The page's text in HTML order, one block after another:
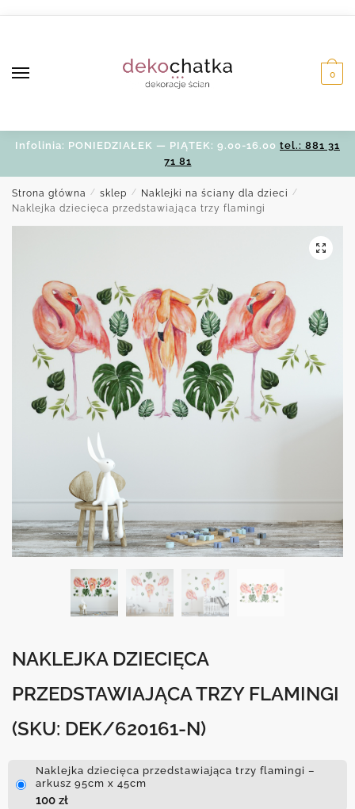
0
Infolinia: PONIEDZIAŁEK — PIĄTEK: 9.00-16.00 tel.: 881 31
71 81
Strona główna / sklep / Naklejki na ściany dla dzieci /
Naklejka dziecięca przedstawiająca trzy flamingi
NAKLEJKA DZIECIĘCA
PRZEDSTAWIAJĄCA TRZY FLAMINGI
(SKU: DEK/620161-N)
Naklejka dziecięca przedstawiająca trzy flamingi –
arkusz 95cm x 45cm
100 zł